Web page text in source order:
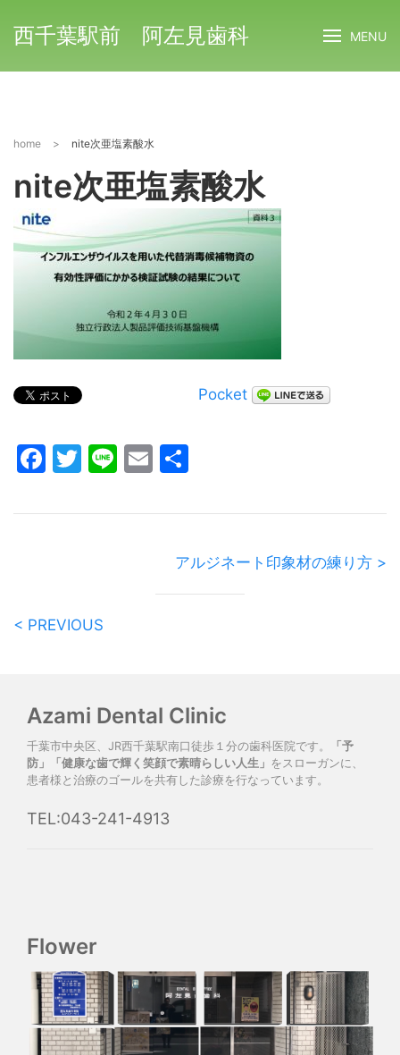
西千葉駅前 阿左見歯科 MENU
home > nite次亜塩素酸水
nite次亜塩素酸水
Pocket
Facebook
Twitter
LineEmail
アルジネート印象材の練り方 >
< PREVIOUS
Azami Dental Clinic
千葉市中央区、JR西千葉駅南口徒歩１分の歯科医院です。
「予
防」「健康な歯で輝く笑顔で素晴らしい人生」 をスローガンに、
患者様と治療のゴールを共有した診療を行なっています。
TEL:043-241-4913
Flower